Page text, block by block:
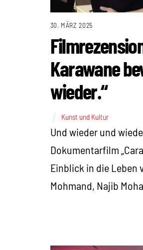
30. MÄRZ 2025
Karawane
wieder.“
Kunst und Kultur
Und wieder und
Dokumentarfilm
Einblick in die Leben
Mohmand, Najib